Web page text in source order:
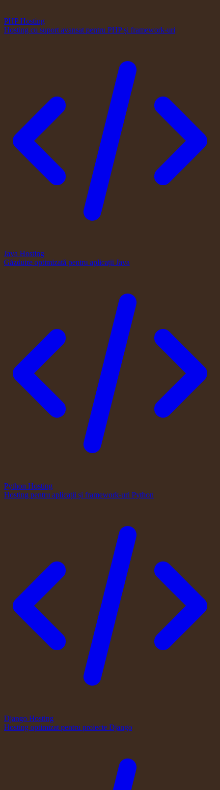
PHP Hosting
Hosting cu suport avansat pentru PHP și framework-uri
Java Hosting
Găzduire optimizată pentru aplicații Java
Python Hosting
Hosting pentru aplicații și framework-uri Python
Django Hosting
Hosting optimizat pentru proiecte Django